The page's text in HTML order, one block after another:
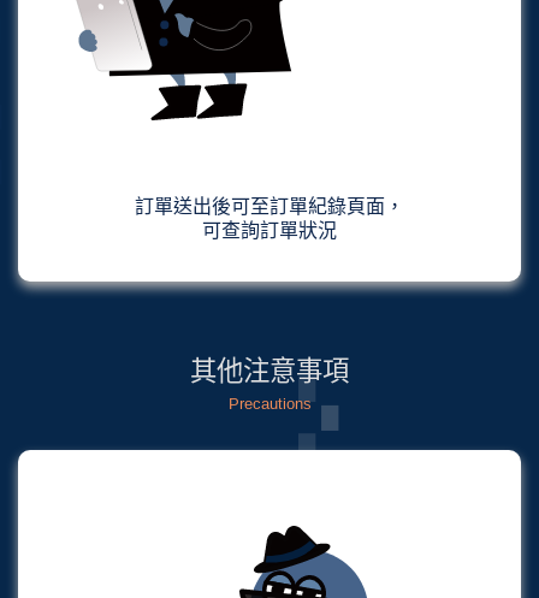
訂單送出後可至訂單紀錄頁面，
可查詢訂單狀況
其他注意事項
Precautions